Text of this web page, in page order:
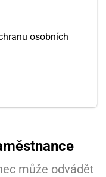
osobních
může odvádět